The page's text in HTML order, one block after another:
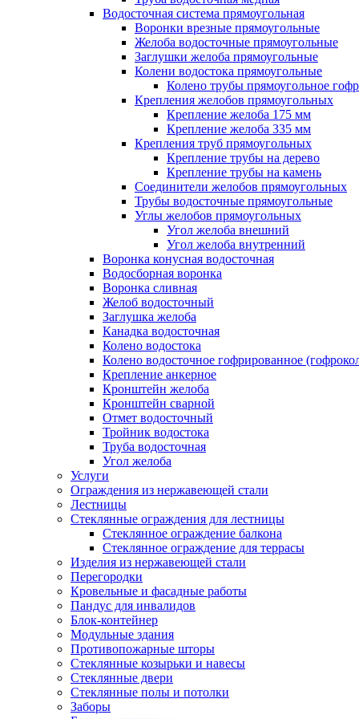
Водосточная система прямоугольная
Воронки врезные прямоугольные
Желоба водосточные прямоугольные
Заглушки желоба прямоугольные
Колени водостока прямоугольные
Колено трубы прямоугольное
Крепления желобов прямоугольных
Крепление желоба 175 мм
Крепление желоба 335 мм
Крепления труб прямоугольных
Крепление трубы на дерево
Крепление трубы на камень
Соединители желобов прямоугольных
Трубы водосточные прямоугольные
Углы желобов прямоугольных
Угол желоба внешний
Угол желоба внутренний
Воронка конусная водосточная
Водосборная воронка
Воронка сливная
Желоб водосточный
Заглушка желоба
Канадка водосточная
Колено водостока
Колено водосточное гофрированное
Крепление анкерное
Кронштейн желоба
Кронштейн сварной
Отмет водосточный
Тройник водостока
Труба водосточная
Угол желоба
Услуги
Ограждения из нержавеющей стали
Лестницы
Стеклянные ограждения для лестницы
Стеклянное ограждение балкона
Стеклянное ограждение для террасы
Изделия из нержавеющей стали
Перегородки
Кровельные и фасадные работы
Пандус для инвалидов
Блок-контейнер
Модульные здания
Противопожарные шторы
Стеклянные козырьки и навесы
Стеклянные двери
Стеклянные полы и потолки
Заборы